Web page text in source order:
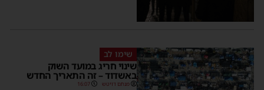
שימו לב
שינוי חריג במועד השוק
באשדוד – זה התאריך החדש
מנחם דויטש 16:07